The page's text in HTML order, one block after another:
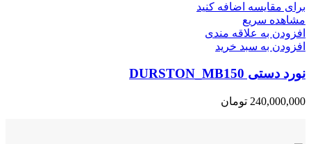
برای مقایسه اضافه کنید
مشاهده سریع
افزودن به علاقه مندی
افزودن به سبد خرید
نورد دستی DURSTON_MB150
240,000,000 تومان